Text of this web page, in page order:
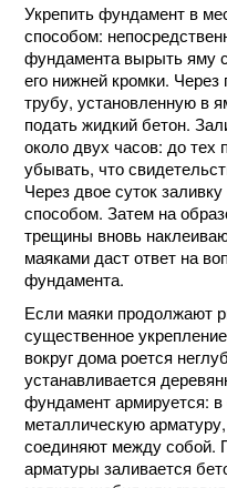
Укрепить фундамент в
способом:
фундамента вырыть яму
его нижней кромки.
трубу, установленную в
подать жидкий бетон.
около двух часов: до тех
убывать, что
Через двое суток
способом. Затем на
трещины вновь
маяками даст ответ на
фундамента.
Если маяки продолжают
существенное
вокруг дома роется
устанавливается
фундамент армируется: в
металлическую
соединяют между собой.
арматуры заливается